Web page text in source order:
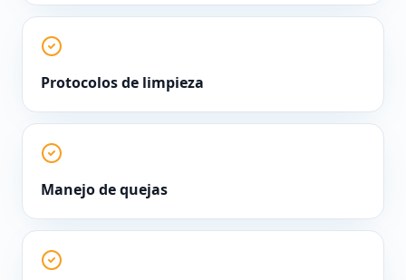
Protocolos de limpieza
Manejo de quejas